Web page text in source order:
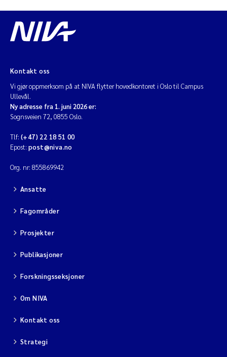
Kontakt oss
Vi gjør oppmerksom på at NIVA flytter hovedkontoret i Oslo til Campus
Ullevål.
Ny adresse fra 1. juni 2026 er:
Sognsveien 72, 0855 Oslo.
Tlf: (+47) 22 18 51 00
Epost: post@niva.no
Org. nr: 855869942
Ansatte
Fagområder
Prosjekter
Publikasjoner
Forskningsseksjoner
Om NIVA
Kontakt oss
Strategi